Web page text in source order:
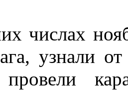
числах
узнали